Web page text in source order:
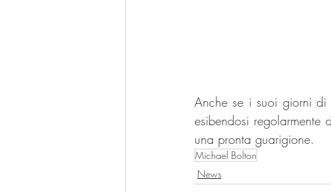
Anche se i suoi giorni di
esibendosi
una pronta guarigione.
Michael Bolton
News